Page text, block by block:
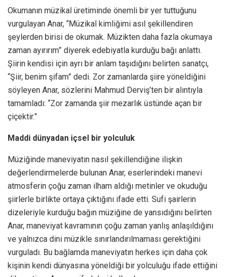
Okumanın müzikal üretiminde önemli bir yer tuttuğunu
vurgulayan Anar, “Müzikal kimliğimi asıl şekillendiren
şeylerden birisi de okumak. Müzikten daha fazla okumaya
zaman ayırırım” diyerek edebiyatla kurduğu bağı anlattı.
Şiirin kendisi için ayrı bir anlam taşıdığını belirten sanatçı,
“Şiir, benim şifam” dedi. Zor zamanlarda şiire yöneldiğini
söyleyen Anar, sözlerini Mahmud Derviş’ten bir alıntıyla
tamamladı: “Zor zamanda şiir mezarlık üstünde açan bir
çiçektir.”
Maddi dünyadan içsel bir yolculuk
Müziğinde maneviyatın nasıl şekillendiğine ilişkin
değerlendirmelerde bulunan Anar, eserlerindeki manevi
atmosferin çoğu zaman ilham aldığı metinler ve okuduğu
şiirlerle birlikte ortaya çıktığını ifade etti. Sufi şairlerin
dizeleriyle kurduğu bağın müziğine de yansıdığını belirten
Anar, maneviyat kavramının çoğu zaman yanlış anlaşıldığını
ve yalnızca dini müzikle sınırlandırılmaması gerektiğini
vurguladı. Bu bağlamda maneviyatın herkes için daha çok
kişinin kendi dünyasına yöneldiği bir yolculuğu ifade ettiğini